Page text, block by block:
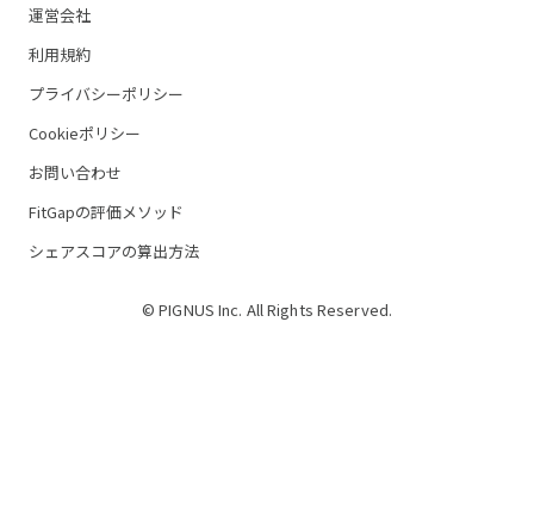
運営会社
利用規約
プライバシーポリシー
Cookieポリシー
お問い合わせ
FitGapの評価メソッド
シェアスコアの算出方法
© PIGNUS Inc. All Rights Reserved.